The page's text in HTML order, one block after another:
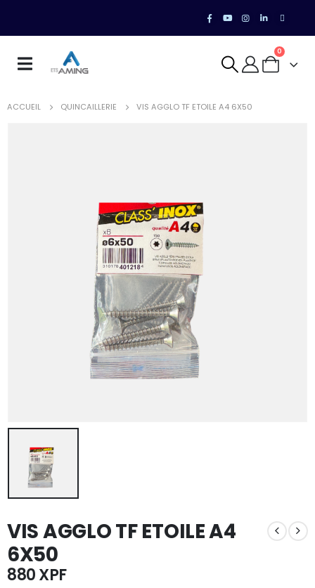
0
ACCUEIL QUINCAILLERIE VIS AGGLO TF ETOILE A4 6X50
VIS AGGLO TF ETOILE A4
6X50
880XPF